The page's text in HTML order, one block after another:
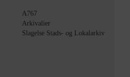
A767
Arkivalier
Slagelse Stads- og Lokalarkiv